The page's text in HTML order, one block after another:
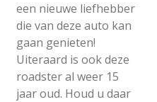
een nieuwe liefhebber
die van deze auto kan
gaan genieten!
Uiteraard is ook deze
roadster al weer 15
jaar oud. Houd u daar